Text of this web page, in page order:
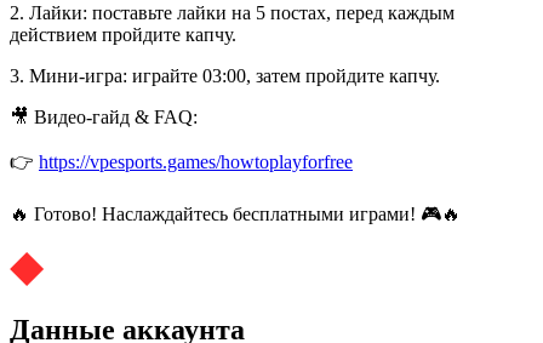
2. Лайки: поставьте лайки на 5 постах, перед каждым
действием пройдите капчу.
3. Мини-игра: играйте 03:00, затем пройдите капчу.
🎥 Видео-гайд & FAQ:
👉 https://vpesports.games/howtoplayforfree
🔥 Готово! Наслаждайтесь бесплатными играми! 🎮🔥
Данные аккаунта